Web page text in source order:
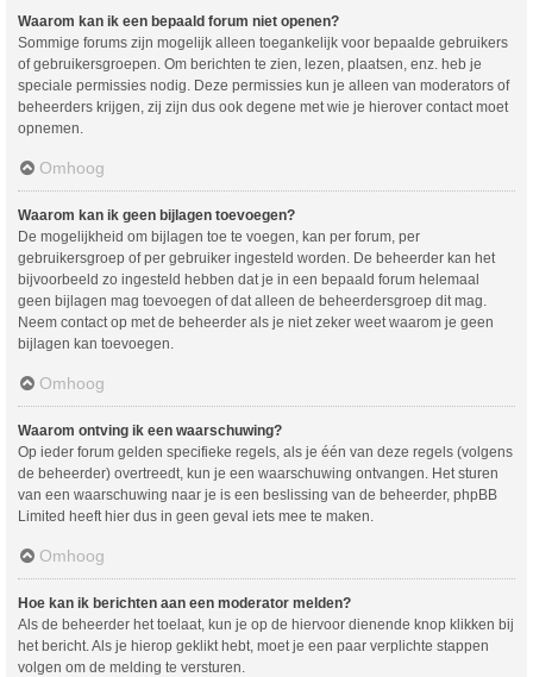
Waarom kan ik een bepaald forum niet openen?
Sommige forums zijn mogelijk alleen toegankelijk voor bepaalde gebruikers
of gebruikersgroepen. Om berichten te zien, lezen, plaatsen, enz. heb je
speciale permissies nodig. Deze permissies kun je alleen van moderators of
beheerders krijgen, zij zijn dus ook degene met wie je hierover contact moet
opnemen.
Omhoog
Waarom kan ik geen bijlagen toevoegen?
De mogelijkheid om bijlagen toe te voegen, kan per forum, per
gebruikersgroep of per gebruiker ingesteld worden. De beheerder kan het
bijvoorbeeld zo ingesteld hebben dat je in een bepaald forum helemaal
geen bijlagen mag toevoegen of dat alleen de beheerdersgroep dit mag.
Neem contact op met de beheerder als je niet zeker weet waarom je geen
bijlagen kan toevoegen.
Omhoog
Waarom ontving ik een waarschuwing?
Op ieder forum gelden specifieke regels, als je één van deze regels (volgens
de beheerder) overtreedt, kun je een waarschuwing ontvangen. Het sturen
van een waarschuwing naar je is een beslissing van de beheerder, phpBB
Limited heeft hier dus in geen geval iets mee te maken.
Omhoog
Hoe kan ik berichten aan een moderator melden?
Als de beheerder het toelaat, kun je op de hiervoor dienende knop klikken bij
het bericht. Als je hierop geklikt hebt, moet je een paar verplichte stappen
volgen om de melding te versturen.